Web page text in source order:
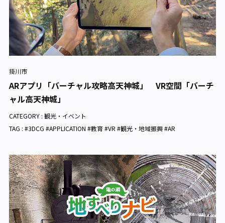
掛川市
ARアプリ「バーチャル攻略高天神城」 VR空間「バーチ
ャル高天神城」
CATEGORY : 観光・イベント
TAG : #3DCG #APPLICATION #教育 #VR #観光・地域振興 #AR